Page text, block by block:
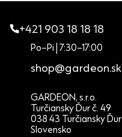
+421 903 18 18 18
Po–Pi | 7:30–17:00
shop@gardeon.sk
GARDEON, s.r.o.
Turčiansky Ďur č. 49
038 43 Turčiansky Ďur
Slovensko